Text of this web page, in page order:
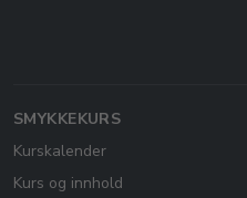
SMYKKEKURS
Kurskalender
Kurs og innhold